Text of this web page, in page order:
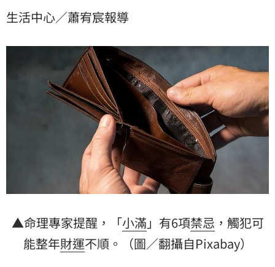
生活中心／蕭宥宸報導
▲命理專家提醒，「小滿」有6項禁忌 ，觸犯可
能整年財運不順。（圖／翻攝自Pixabay）